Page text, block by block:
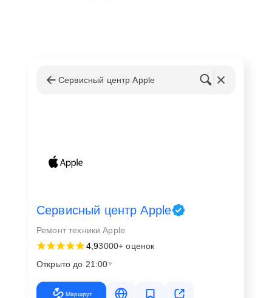
Сервисный центр Apple
Сервисный центр Apple
Ремонт техники Apple
4,93000+ оценок
Открыто до 21:00
Маршрут